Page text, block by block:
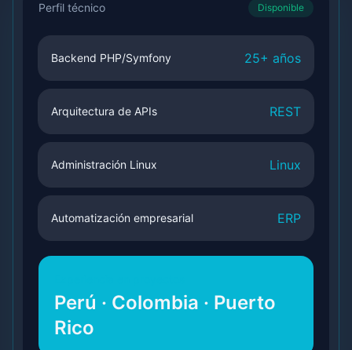
Perfil técnico Disponible
Backend PHP/Symfony 25+ años
Arquitectura de APIs REST
Administración Linux Linux
Automatización empresarial ERP
Perú · Colombia · Puerto
Rico